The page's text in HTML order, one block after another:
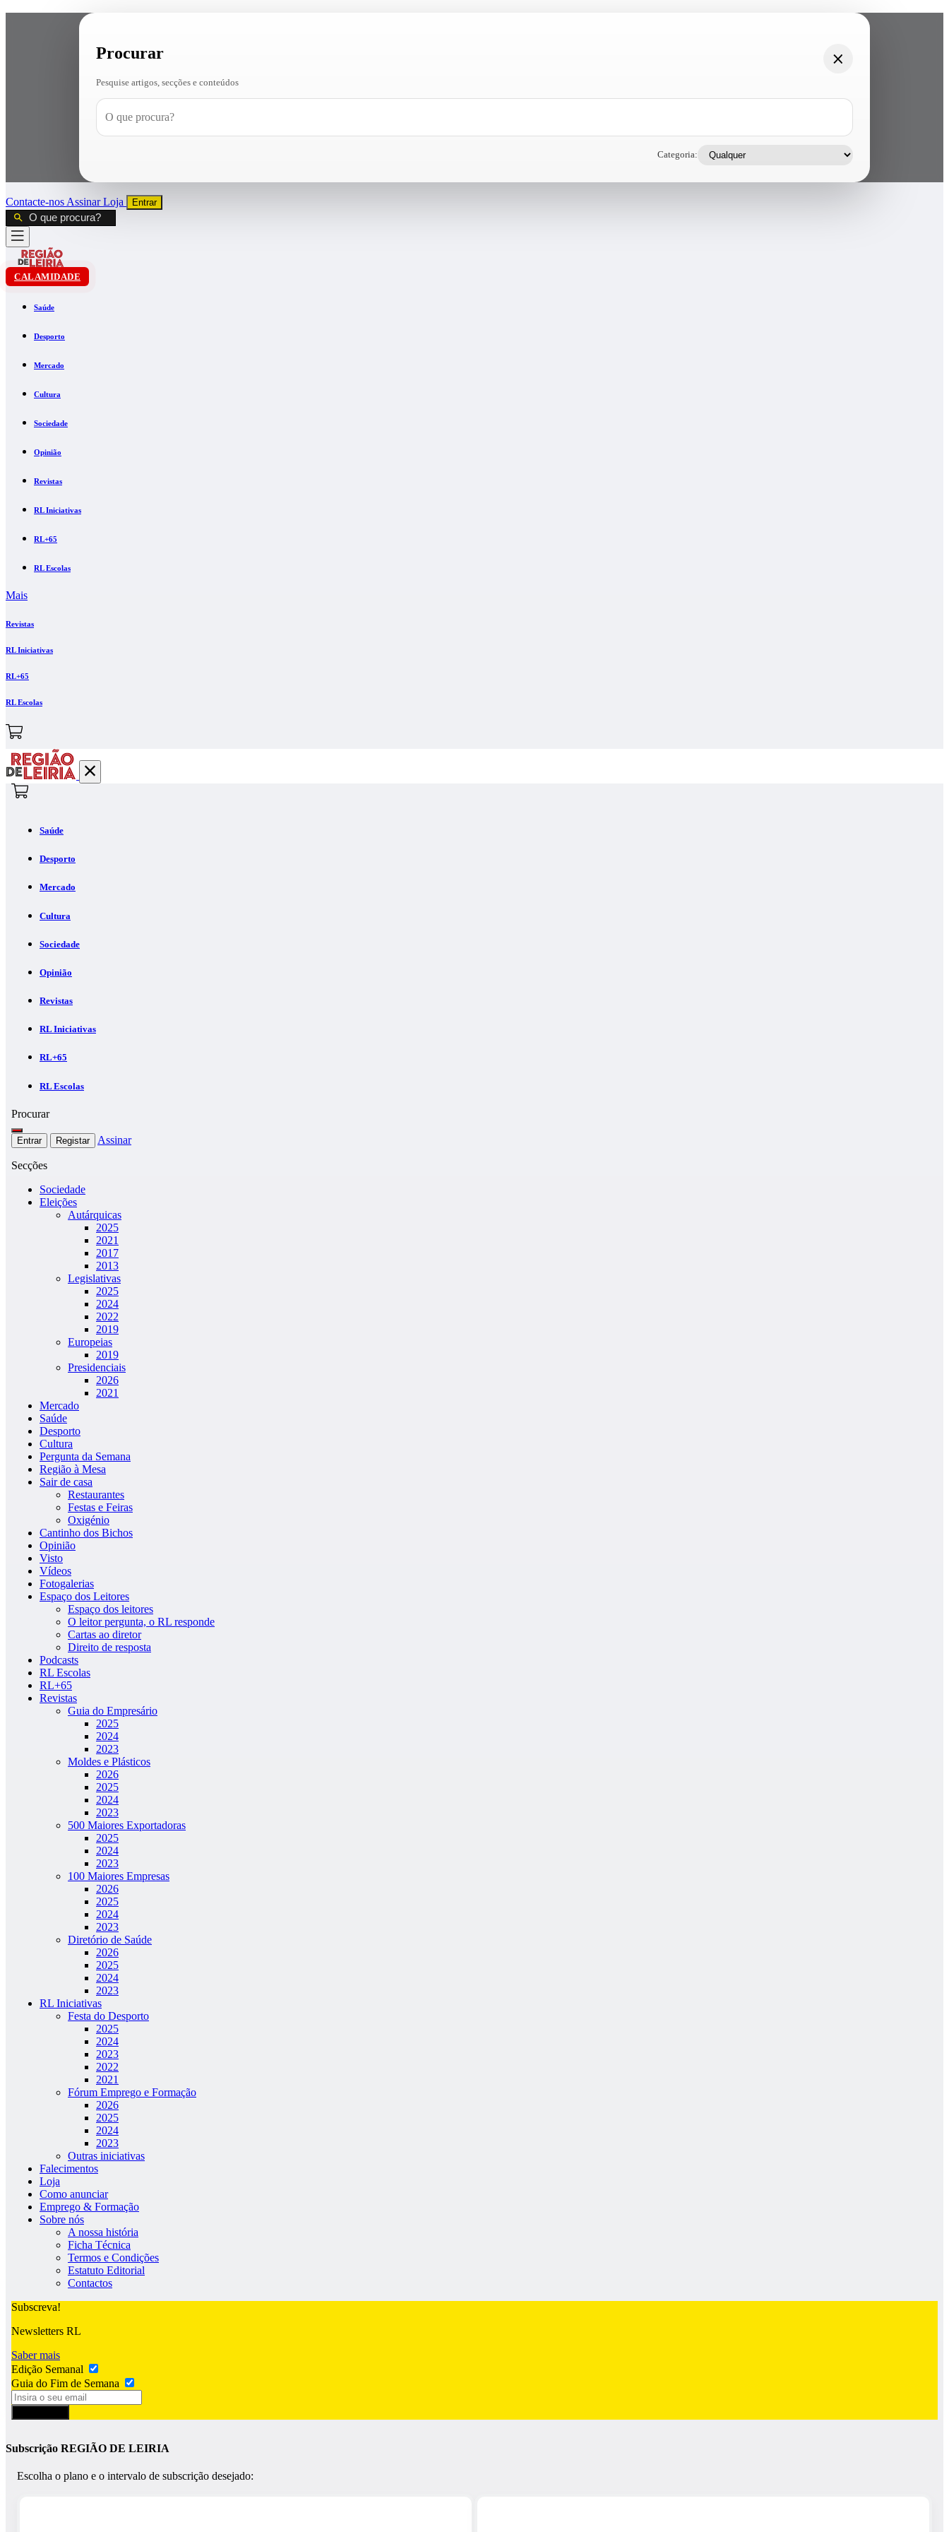
Procurar
Pesquise artigos, secções e conteúdos
Categoria:
Contacte-nos AssinarLoja Entrar
CALAMIDADE
Saúde
Desporto
Mercado
Cultura
Sociedade
Opinião
Revistas
RL Iniciativas
RL+65
RL Escolas
Mais
Revistas
RL Iniciativas
RL+65
RL Escolas
Saúde
Desporto
Mercado
Cultura
Sociedade
Opinião
Revistas
RL Iniciativas
RL+65
RL Escolas
Procurar
Entrar Registar Assinar
Secções
Sociedade
Eleições
Autárquicas
2025
2021
2017
2013
Legislativas
2025
2024
2022
2019
Europeias
2019
Presidenciais
2026
2021
Mercado
Saúde
Desporto
Cultura
Pergunta da Semana
Região à Mesa
Sair de casa
Restaurantes
Festas e Feiras
Oxigénio
Cantinho dos Bichos
Opinião
Visto
Vídeos
Fotogalerias
Espaço dos Leitores
Espaço dos leitores
O leitor pergunta, o RL responde
Cartas ao diretor
Direito de resposta
Podcasts
RL Escolas
RL+65
Revistas
Guia do Empresário
2025
2024
2023
Moldes e Plásticos
2026
2025
2024
2023
500 Maiores Exportadoras
2025
2024
2023
100 Maiores Empresas
2026
2025
2024
2023
Diretório de Saúde
2026
2025
2024
2023
RL Iniciativas
Festa do Desporto
2025
2024
2023
2022
2021
Fórum Emprego e Formação
2026
2025
2024
2023
Outras iniciativas
Falecimentos
Loja
Como anunciar
Emprego & Formação
Sobre nós
A nossa história
Ficha Técnica
Termos e Condições
Estatuto Editorial
Contactos
Subscreva!
Newsletters RL
Saber mais
Edição Semanal
Guia do Fim de Semana
Subscrição REGIÃO DE LEIRIA
Escolha o plano e o intervalo de subscrição desejado: